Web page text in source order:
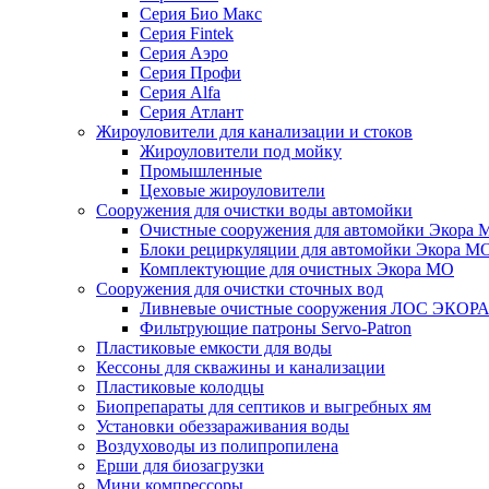
Серия Био Макс
Серия Fintek
Серия Аэро
Серия Профи
Серия Alfa
Серия Атлант
Жироуловители для канализации и стоков
Жироуловители под мойку
Промышленные
Цеховые жироуловители
Сооружения для очистки воды автомойки
Очистные сооружения для автомойки Экора
Блоки рециркуляции для автомойки Экора
Комплектующие для очистных Экора МО
Сооружения для очистки сточных вод
Ливневые очистные сооружения ЛОС ЭКОРА
Фильтрующие патроны Servo-Patron
Пластиковые емкости для воды
Кессоны для скважины и канализации
Пластиковые колодцы
Биопрепараты для септиков и выгребных ям
Установки обеззараживания воды
Воздуховоды из полипропилена
Ерши для биозагрузки
Мини компрессоры